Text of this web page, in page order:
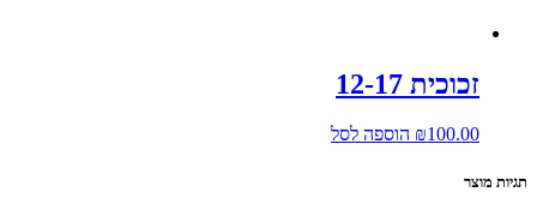
זכוכית 12-17
₪100.00 הוספה לסל
תגיות מוצר